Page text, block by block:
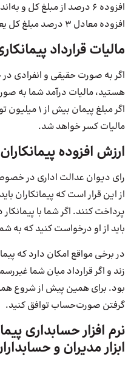
افزوده معادل ۳ درصد مبلغ کل یعنی ۱۵ میلیون ریال خواهد بود.
مالیات قرارداد
اگر به صورت حقیقی و انفرادی در
هستید، مالیات درآمد شما به
مالیات کسر خواهد شد.
ارزش افزوده
رای دیوان عدالت اداری در
از این قرار است که پیمانکاران
پرداخت کنند. اگر شما با
باید از او درخواست کنید که
در برخی مواقع امکان دارد که
زند و اگر قرارداد میان شما
بود. برای همین پیش از شروع
گرفتن صورت‌حساب توافق کنید.
نرم‌ افزار حسابداری
ابزار مدیران و